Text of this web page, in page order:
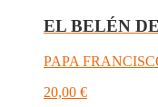
EL BELÉN
PAPA
20,00 €